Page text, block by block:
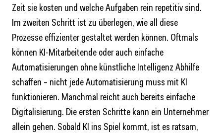
Zeit sie kosten und welche Aufgaben rein repetitiv sind.
Im zweiten Schritt ist zu überlegen, wie all diese
Prozesse effizienter gestaltet werden können. Oftmals
können KI-Mitarbeitende oder auch einfache
Automatisierungen ohne künstliche Intelligenz Abhilfe
schaffen – nicht jede Automatisierung muss mit KI
funktionieren. Manchmal reicht auch bereits einfache
Digitalisierung. Die ersten Schritte kann ein Unternehmer
allein gehen. Sobald KI ins Spiel kommt, ist es ratsam,